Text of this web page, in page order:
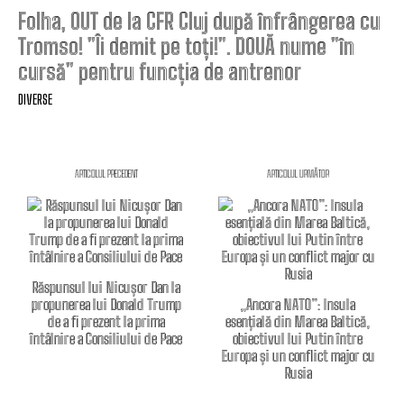
Folha, OUT de la CFR Cluj după înfrângerea cu
Tromso! ”Îi demit pe toți!”. DOUĂ nume ”în
cursă” pentru funcția de antrenor
DIVERSE
ARTICOLUL PRECEDENT
Răspunsul lui Nicușor Dan la
propunerea lui Donald Trump
de a fi prezent la prima
întâlnire a Consiliului de Pace
ARTICOLUL URMĂTOR
„Ancora NATO”: Insula
esențială din Marea Baltică,
obiectivul lui Putin între
Europa și un conflict major cu
Rusia